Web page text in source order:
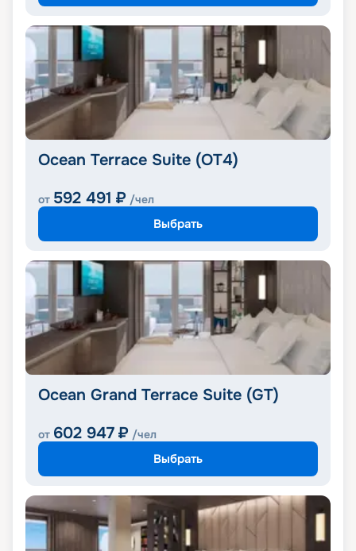
Ocean Terrace Suite (OT4)
от 592 491 ₽ /чел
Выбрать
Ocean Grand Terrace Suite (GT)
от 602 947 ₽ /чел
Выбрать